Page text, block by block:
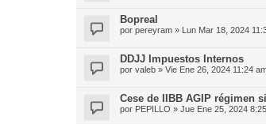
Bopreal
por pereyram » Lun Mar 18, 2024
DDJJ Impuestos Internos
por valeb » Vie Ene 26, 2024 11:24
Cese de IIBB AGIP régimen
por PEPILLO » Jue Ene 25, 2024